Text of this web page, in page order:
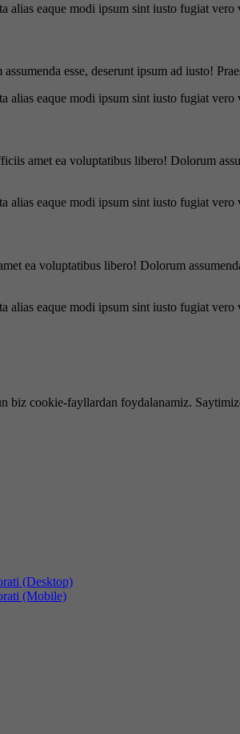
alias eaque modi ipsum sint iusto fugiat vero
esse, deserunt ipsum ad iusto!
alias eaque modi ipsum sint iusto fugiat vero
amet ea voluptatibus libero! Dolorum
alias eaque modi ipsum sint iusto fugiat vero
ea voluptatibus libero! Dolorum
alias eaque modi ipsum sint iusto fugiat vero
biz cookie-fayllardan foydalanamiz.